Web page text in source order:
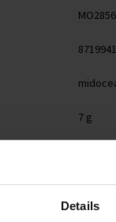
Details
7 g
Wit